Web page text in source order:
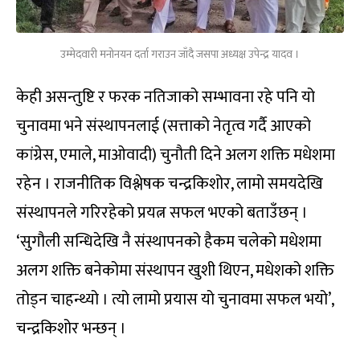
उम्मेदवारी मनोनयन दर्ता गराउन जाँदै जसपा अध्यक्ष उपेन्द्र यादव ।
केही असन्तुष्टि र फरक नतिजाको सम्भावना रहे पनि यो
चुनावमा भने संस्थापनलाई (सत्ताको नेतृत्व गर्दै आएको
कांग्रेस, एमाले, माओवादी) चुनौती दिने अलग शक्ति मधेशमा
रहेन । राजनीतिक विश्लेषक चन्द्रकिशोर, लामो समयदेखि
संस्थापनले गरिरहेको प्रयत्न सफल भएको बताउँछन् ।
‘सुगौली सन्धिदेखि नै संस्थापनको हैकम चलेको मधेशमा
अलग शक्ति बनेकोमा संस्थापन खुशी थिएन, मधेशको शक्ति
तोड्न चाहन्थ्यो । त्यो लामो प्रयास यो चुनावमा सफल भयो’,
चन्द्रकिशोर भन्छन् ।